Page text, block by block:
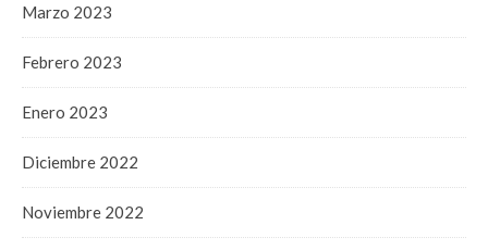
Marzo 2023
Febrero 2023
Enero 2023
Diciembre 2022
Noviembre 2022